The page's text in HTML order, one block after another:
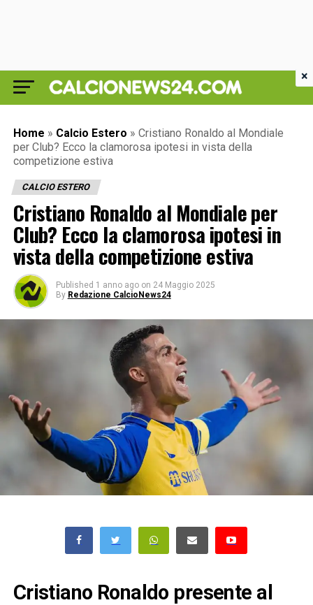
Home » Calcio Estero » Cristiano Ronaldo al Mondiale
per Club? Ecco la clamorosa ipotesi in vista della
competizione estiva
CALCIO ESTERO
Cristiano Ronaldo al Mondiale per
Club? Ecco la clamorosa ipotesi in
vista della competizione estiva
Published 1 anno ago on 24 Maggio 2025
By Redazione CalcioNews24
Cristiano Ronaldo presente al
×